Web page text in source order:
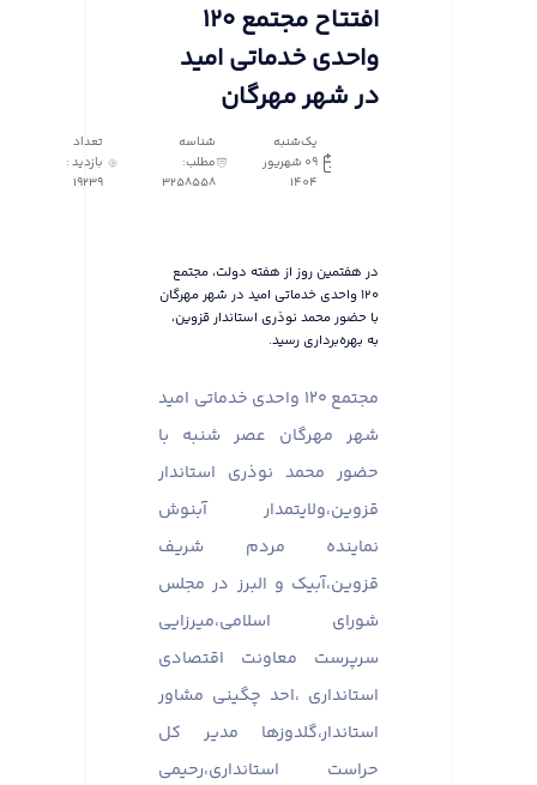
افتتاح مجتمع ۱۲۰
واحدی خدماتی امید
در شهر مهرگان
یک‌شنبه
09 شهریور
1404
شناسه
مطلب:
3258558
تعداد
بازدید :
19239
در هفتمین روز از هفته دولت، مجتمع
۱۲۰ واحدی خدماتی امید در شهر مهرگان
با حضور محمد نوذری استاندار قزوین،
به بهره‌برداری رسید.
مجتمع ۱۲۰ واحدی خدماتی امید
شهر مهرگان عصر شنبه با
حضور محمد نوذری استاندار
قزوین،ولایتمدار آبنوش
نماینده مردم شریف
قزوین،آبیک و البرز در مجلس
شورای اسلامی،میرزایی
سرپرست معاونت اقتصادی
استانداری ،احد چگینی مشاور
استاندار،گلدوزها مدیر کل
حراست استانداری،رحیمی